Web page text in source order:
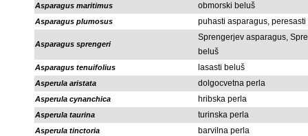
Asparagus maritimus obmorski beluš
Asparagus plumosus puhasti asparagus, peresasti
Asparagus sprengeri
Sprengerjev asparagus,
beluš
Asparagus tenuifolius lasasti beluš
Asperula aristata dolgocvetna perla
Asperula cynanchica hribska perla
Asperula taurina turinska perla
Asperula tinctoria barvilna perla